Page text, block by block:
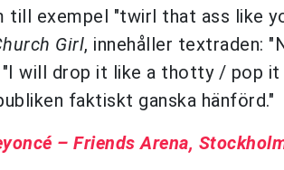
till exempel "twirl that ass like
Girl, innehåller textraden:
"I will drop it like a thotty / pop
faktiskt ganska hänförd."
– Friends Arena,